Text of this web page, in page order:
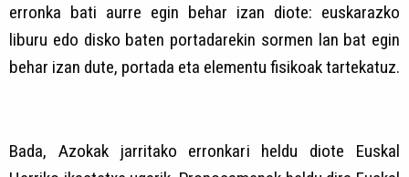
erronka bati aurre egin behar izan diote: euskarazko
liburu edo disko baten portadarekin sormen lan bat egin
behar izan dute, portada eta elementu fisikoak tartekatuz.
Bada, Azokak jarritako erronkari heldu diote Euskal